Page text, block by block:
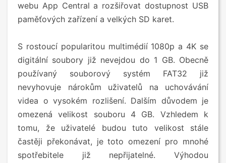
webu App Central a rozšiřovat dostupnost USB
paměťových zařízení a velkých SD karet.
S rostoucí popularitou multimédií 1080p a 4K se
digitální soubory již nevejdou do 1 GB. Obecně
používaný souborový systém FAT32 již
nevyhovuje nárokům uživatelů na uchovávání
videa o vysokém rozlišení. Dalším důvodem je
omezená velikost souboru 4 GB. Vzhledem k
tomu, že uživatelé budou tuto velikost stále
častěji překonávat, je toto omezení pro mnohé
spotřebitele již nepřijatelné. Výhodou